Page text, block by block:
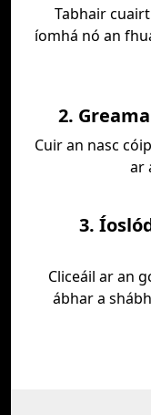
Tabhair
íomhá nó an
2.
Cuir an nasc
ar
3.
Cliceáil ar an
ábhar a